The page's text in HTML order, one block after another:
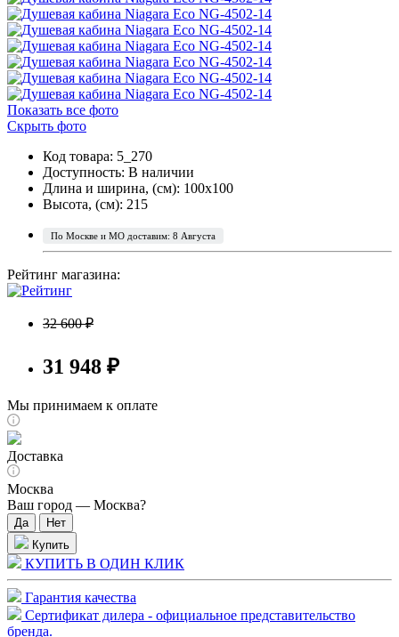
Показать все фото
Скрыть фото
Код товара: 5_270
Доступность: В наличии
Длина и ширина, (см): 100x100
Высота, (см): 215
По Москве и МО доставим: 8 Августа
Рейтинг магазина:
32 600 ₽
31 948 ₽
Мы принимаем к оплате
Доставка
Москва
Ваш город — Москва?
Купить
КУПИТЬ В ОДИН КЛИК
Гарантия качества
Сертификат дилера - официальное представительство
бренда.